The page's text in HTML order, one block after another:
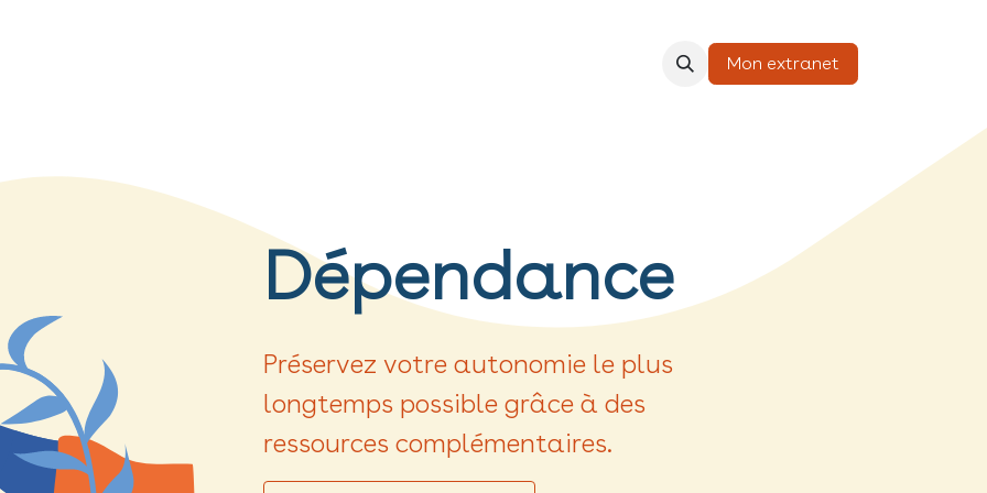
Mon extranet
Dépendance
Préservez votre autonomie le plus
longtemps possible grâce à des
ressources complémentaires.